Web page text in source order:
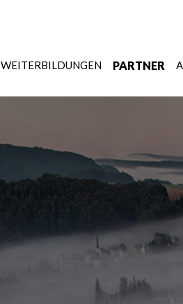
WEITERBILDUNGEN PARTNER